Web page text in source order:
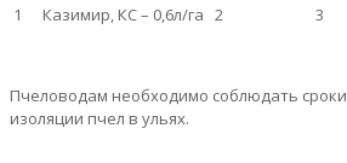
1
Казимир, КС – 0,6л/га 2 3
Пчеловодам необходимо соблюдать сроки
изоляции пчел в ульях.